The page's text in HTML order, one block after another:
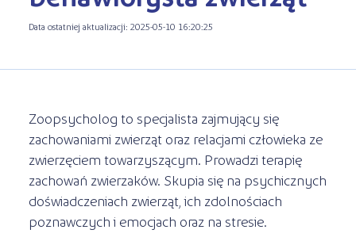
dorosłych
Kwalifikacyjne Kursy Zawodowe
Kształcenie jednoroczne
Kursy ONLINE
Kursy stacjonarne
Statuty
Nauka online w Żaku
Nasza działalność
Polityka prywatności
Kariera
Aktualności
Leksykon zawodów
Data ostatniej aktualizacji: 2025-05-10 16:20:25
Zoopsycholog to specjalista zajmujący się
zachowaniami zwierząt oraz relacjami człowieka ze
zwierzęciem towarzyszącym. Prowadzi terapię
zachowań zwierzaków. Skupia się na psychicznych
doświadczeniach zwierząt, ich zdolnościach
poznawczych i emocjach oraz na stresie.